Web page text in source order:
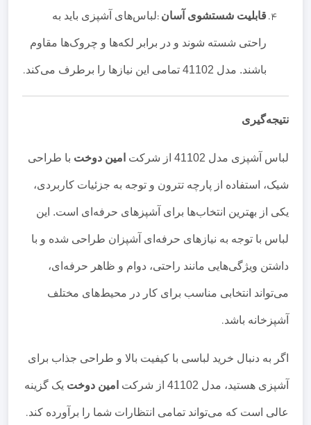
قابلیت شستشوی آسان :لباس‌های آشپزی باید به
راحتی شسته شوند و در برابر لکه‌ها و چروک‌ها مقاوم
باشند. مدل 41102 تمامی این نیازها را برطرف می‌کند .
نتیجه‌گیری
لباس آشپزی مدل 41102 از شرکت امین دوخت با طراحی
شیک، استفاده از پارچه تترون و توجه به جزئیات کاربردی،
یکی از بهترین انتخاب‌ها برای آشپزهای حرفه‌ای است. این
لباس با توجه به نیازهای حرفه‌ای آشپزان طراحی شده و با
داشتن ویژگی‌هایی مانند راحتی، دوام و ظاهر حرفه‌ای،
می‌تواند انتخابی مناسب برای کار در محیط‌های مختلف
آشپزخانه باشد.
اگر به دنبال خرید لباسی با کیفیت بالا و طراحی جذاب برای
آشپزی هستید، مدل 41102 از شرکت امین دوخت یک گزینه
عالی است که می‌تواند تمامی انتظارات شما را برآورده کند.